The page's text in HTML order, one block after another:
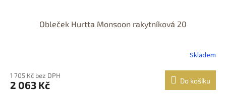
Obleček Hurtta Monsoon rakytníková 20
Skladem
1 705 Kč bez DPH
2 063 Kč Do košíku